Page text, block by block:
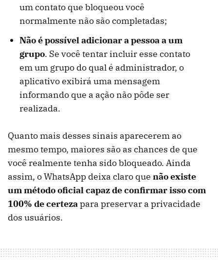
um contato que bloqueou você
normalmente não são completadas;
Não é possível adicionar a pessoa a um
grupo. Se você tentar incluir esse contato
em um grupo do qual é administrador, o
aplicativo exibirá uma mensagem
informando que a ação não pôde ser
realizada.
Quanto mais desses sinais aparecerem ao
mesmo tempo, maiores são as chances de que
você realmente tenha sido bloqueado. Ainda
assim, o WhatsApp deixa claro que não existe
um método oficial capaz de confirmar isso com
100% de certezapara preservar a privacidade
dos usuários.